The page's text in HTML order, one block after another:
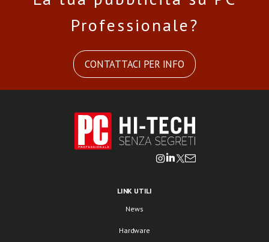
Professionale?
CONTATTACI PER INFO
LINK UTILI
News
Hardware